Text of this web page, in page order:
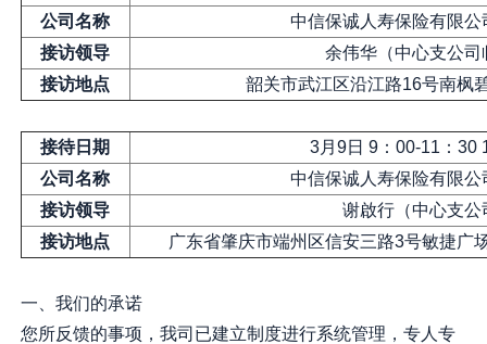
公司名称
中信保诚人寿保险有限
接访领导
余伟华（中心支公司
接访地点
韶关市武江区沿江路16号南枫
接待日期
3月9日 9：00-11：30
公司名称
中信保诚人寿保险有限
接访领导
谢啟行（中心支公
接访地点
广东省肇庆市端州区信安三路3号敏捷广
一、我们的承诺
您所反馈的事项，我司已建立制度进行系统管理，专人专